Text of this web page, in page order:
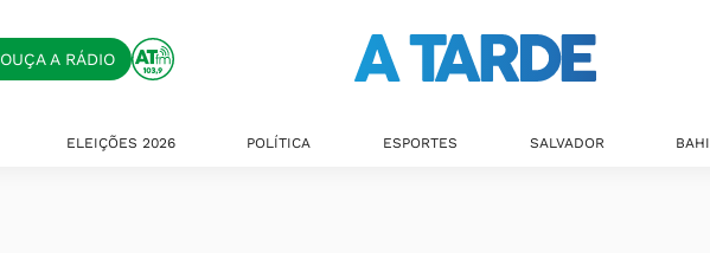
OUÇA A RÁDIO
ELEIÇÕES 2026 POLÍTICA ESPORTES SALVADOR